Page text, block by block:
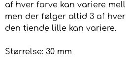
af hver farve kan variere
men der følger altid 3 af
den tiende lille kan variere.
Størrelse: 30 mm